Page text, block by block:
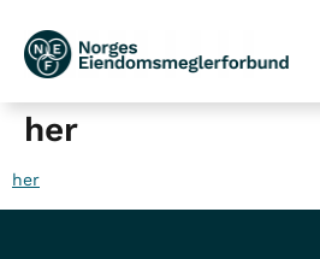
her
her